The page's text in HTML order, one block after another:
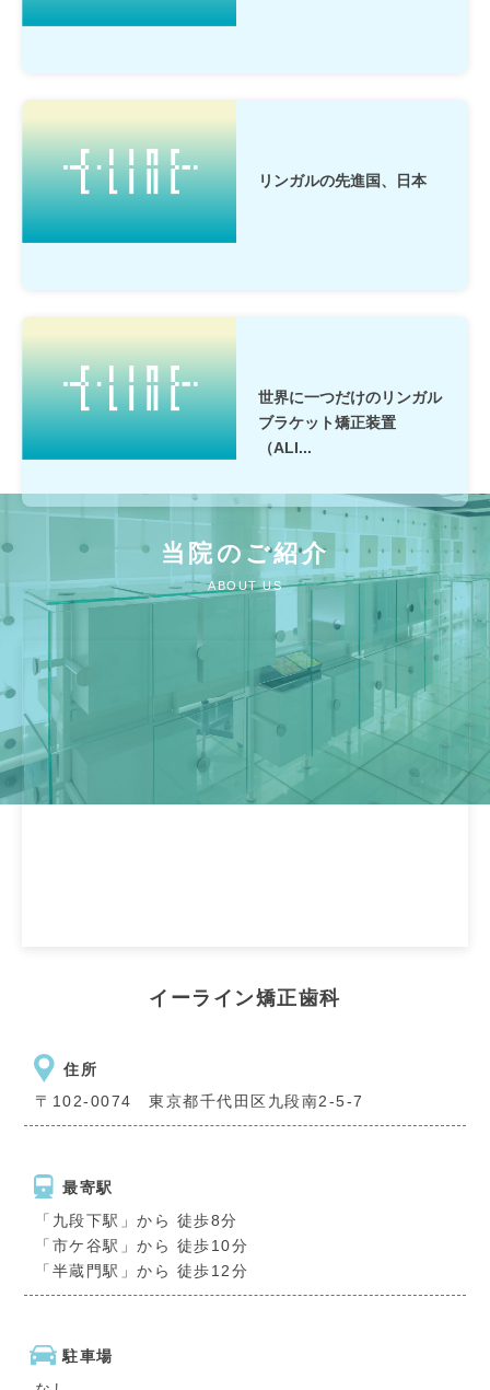
リンガルの先進国、日本
世界に一つだけのリンガル
ブラケット矯正装置
（ALI...
当院のご紹介
ABOUT US
イーライン矯正歯科
住所
〒102-0074 東京都千代田区九段南2-5-7
最寄駅
「九段下駅」から 徒歩8分
「市ケ谷駅」から 徒歩10分
「半蔵門駅」から 徒歩12分
駐車場